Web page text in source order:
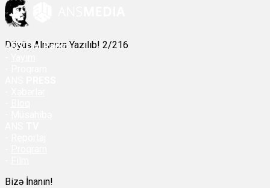
Döyüş Alnınıza Yazılıb! 2/216
ANSÇM Radio
Bizə İnanın!